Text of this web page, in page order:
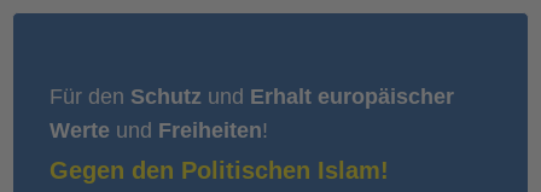
Für den Schutz und Erhalt europäischer
Werte und Freiheiten!
Gegen den Politischen Islam!